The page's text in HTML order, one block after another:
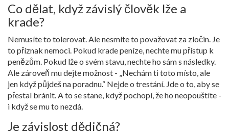
Co dělat, když závislý člověk lže a
krade?
Nemusíte to tolerovat. Ale nesmíte to považovat za zločin. Je
to příznak nemoci. Pokud krade peníze, nechte mu přístup k
penězům. Pokud lže o svém stavu, nechte ho sám s následky.
Ale zároveň mu dejte možnost - „Nechám ti toto místo, ale
jen když půjdeš na poradnu.“ Nejde o trestání. Jde o to, aby se
přestal bránit. A to se stane, když pochopí, že ho neopouštíte -
i když se mu to nezdá.
Je závislost dědičná?